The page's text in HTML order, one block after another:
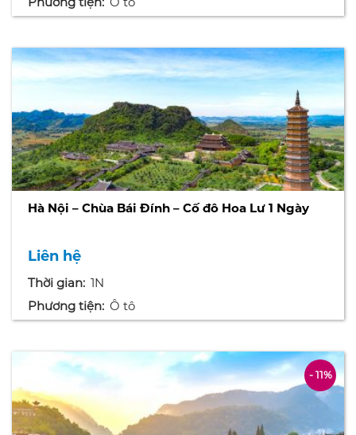
Hà Nội – Chùa Bái Đính – Cố đô Hoa Lư 1 Ngày
Liên hệ
Thời gian: 1N
Phương tiện: Ô tô
- 11%